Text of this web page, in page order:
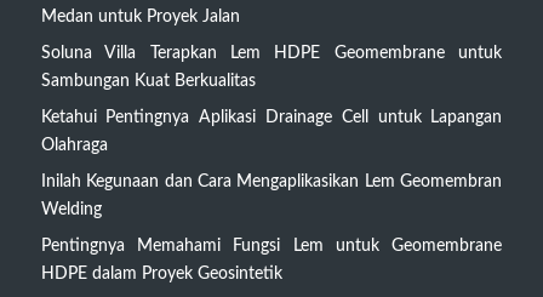
Medan untuk Proyek Jalan
Soluna Villa Terapkan Lem HDPE Geomembrane untuk
Sambungan Kuat Berkualitas
Ketahui Pentingnya Aplikasi Drainage Cell untuk Lapangan
Olahraga
Inilah Kegunaan dan Cara Mengaplikasikan Lem Geomembran
Welding
Pentingnya Memahami Fungsi Lem untuk Geomembrane
HDPE dalam Proyek Geosintetik